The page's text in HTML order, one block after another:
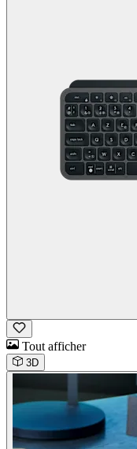
Tout afficher
3D